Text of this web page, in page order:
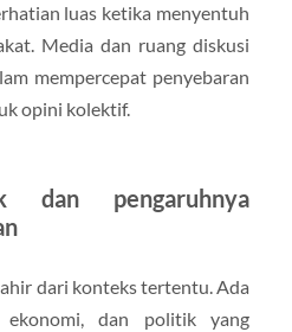
luas ketika menyentuh
Media dan ruang diskusi
mempercepat penyebaran
opini kolektif.
dan pengaruhnya
dari konteks tertentu. Ada
ekonomi, dan politik yang